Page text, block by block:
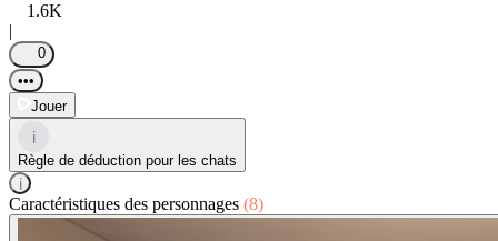
1.6K
|
0
•••
Jouer
i
Règle de déduction pour les chats
i
Caractéristiques des personnages (8)